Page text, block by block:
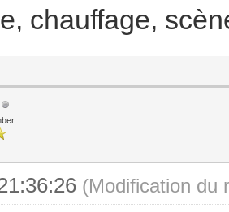
chauffage,
(Modification du